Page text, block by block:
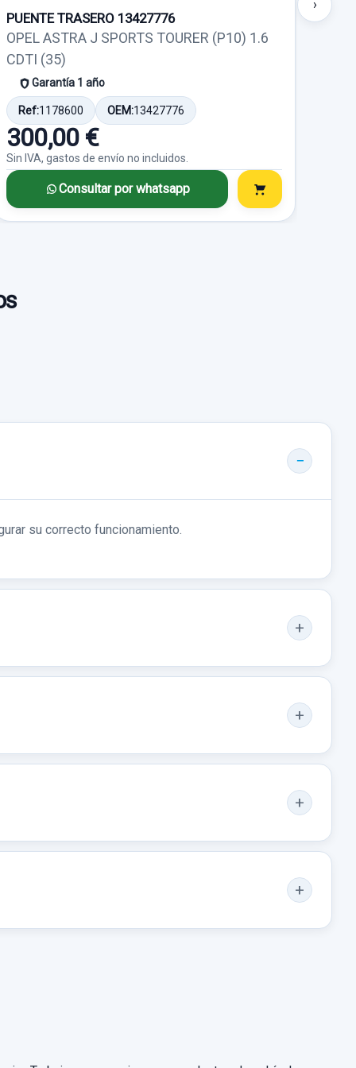
PUENTE TRASERO 13427776
OPEL ASTRA J SPORTS TOURER (P10) 1.6
CDTI (35)
Garantía 1 año
Ref:1178600 OEM:13427776
300,00 €
Sin IVA, gastos de envío no incluidos.
Consultar por whatsapp
KIT
›
su correcto funcionamiento.